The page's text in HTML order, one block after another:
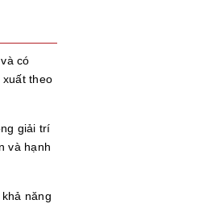
có
theo
giải trí
và hạnh
năng